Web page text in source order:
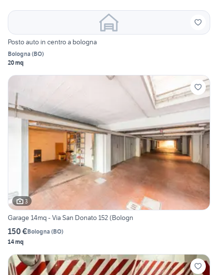
Posto auto in centro a bologna
Bologna (BO)
20 mq
3
Garage 14mq - Via San Donato 152 (Bologn
150 €Bologna (BO)
14 mq